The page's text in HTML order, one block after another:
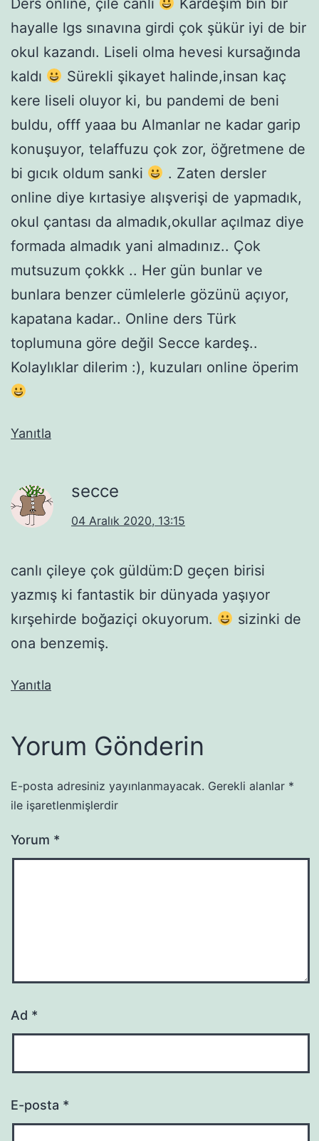
Ders online, çile canlı
Kardeşim bin bir
hayalle lgs sınavına girdi çok şükür iyi de bir
okul kazandı. Liseli olma hevesi kursağında
kaldı
Sürekli şikayet halinde,insan kaç
kere liseli oluyor ki, bu pandemi de beni
buldu, offf yaaa bu Almanlar ne kadar garip
konuşuyor, telaffuzu çok zor, öğretmene de
bi gıcık oldum sanki
. Zaten dersler
online diye kırtasiye alışverişi de yapmadık,
okul çantası da almadık,okullar açılmaz diye
formada almadık yani almadınız.. Çok
mutsuzum çokkk .. Her gün bunlar ve
bunlara benzer cümlelerle gözünü açıyor,
kapatana kadar.. Online ders Türk
toplumuna göre değil Secce kardeş..
Kolaylıklar dilerim :), kuzuları online öperim
Yanıtla
secce
04 Aralık 2020, 13:15
canlı çileye çok güldüm:D geçen birisi
yazmış ki fantastik bir dünyada yaşıyor
kırşehirde boğaziçi okuyorum.
sizinki de
ona benzemiş.
Yanıtla
Yorum Gönderin
E-posta adresiniz yayınlanmayacak. Gerekli alanlar *
ile işaretlenmişlerdir
Yorum *
Ad *
E-posta *